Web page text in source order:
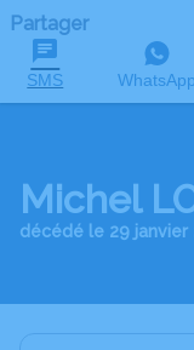
Partager
SMS WhatsApp
Michel
décédé le 29 janvier